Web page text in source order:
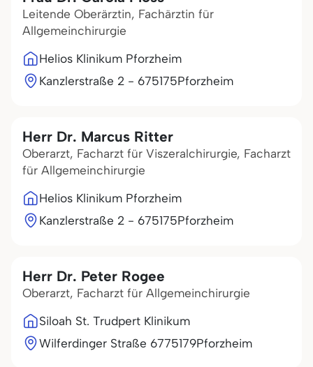
Leitende Oberärztin, Fachärztin für
Allgemeinchirurgie
Helios Klinikum Pforzheim
Kanzlerstraße 2 - 675175Pforzheim
Herr Dr. Marcus Ritter
Oberarzt, Facharzt für Viszeralchirurgie, Facharzt
für Allgemeinchirurgie
Helios Klinikum Pforzheim
Kanzlerstraße 2 - 675175Pforzheim
Herr Dr. Peter Rogee
Oberarzt, Facharzt für Allgemeinchirurgie
Siloah St. Trudpert Klinikum
Wilferdinger Straße 6775179Pforzheim